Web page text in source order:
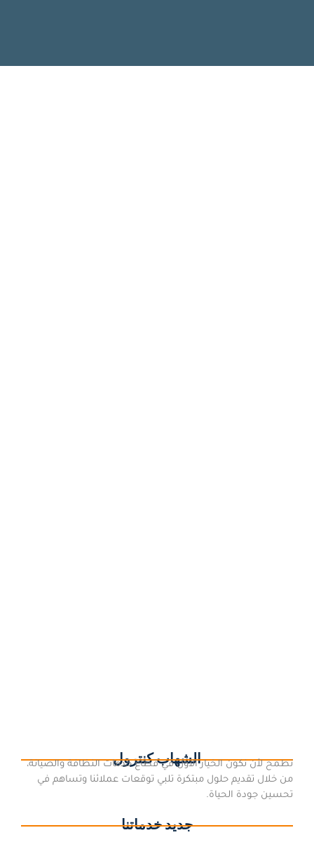
الشهاب كنترول
نطمح لأن نكون الخيار الأول في قطاع خدمات النظافة والصيانة،
من خلال تقديم حلول مبتكرة تلبي توقعات عملائنا وتساهم في
تحسين جودة الحياة.
جديد خدماتنا